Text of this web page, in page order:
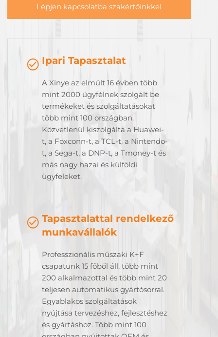
Lépjen kapcsolatba szakértőinkkel
Ipari Tapasztalat
A Xinye az elmúlt 16 évben több
mint 2000 ügyfélnek szolgált be
termékeket és szolgáltatásokat
több mint 100 országban.
Közvetlenül kiszolgálta a Huawei-
t, a Foxconn-t, a TCL-t, a Nintendo-
t, a Sega-t, a DNP-t, a Tmoney-t és
más nagy hazai és külföldi
ügyfeleket.
Tapasztalattal rendelkező
munkavállalók
Professzionális műszaki K+F
csapatunk 15 főből áll, több mint
200 alkalmazottal és több mint 20
teljesen automatikus gyártósorral.
Egyablakos szolgáltatások
nyújtása tervezéshez, fejlesztéshez
és gyártáshoz. Több mint 100